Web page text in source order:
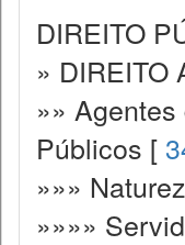
DIREITO
» DIREITO
»»
Públicos [
»»»
»»»»